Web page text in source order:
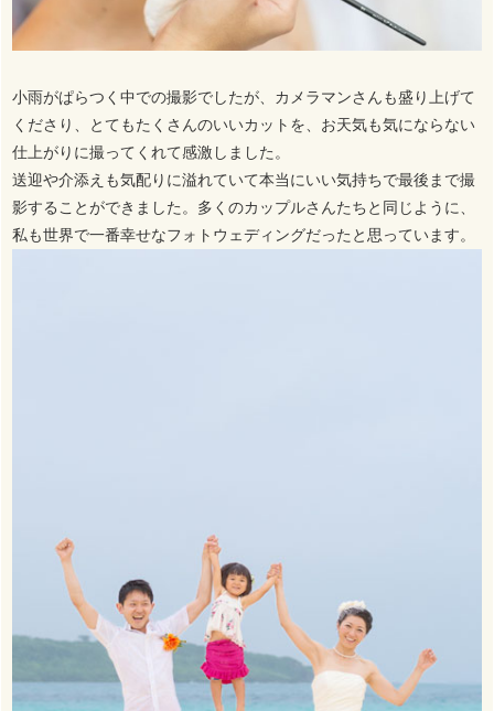
小雨がぱらつく中での撮影でしたが、カメラマンさんも盛り上げて
くださり、とてもたくさんのいいカットを、お天気も気にならない
仕上がりに撮ってくれて感激しました。
送迎や介添えも気配りに溢れていて本当にいい気持ちで最後まで撮
影することができました。多くのカップルさんたちと同じように、
私も世界で一番幸せなフォトウェディングだったと思っています。